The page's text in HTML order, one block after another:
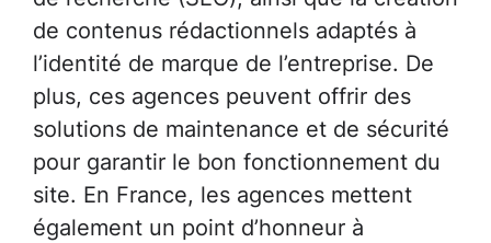
de contenus rédactionnels adaptés à
l’identité de marque de l’entreprise. De
plus, ces agences peuvent offrir des
solutions de maintenance et de sécurité
pour garantir le bon fonctionnement du
site. En France, les agences mettent
également un point d’honneur à